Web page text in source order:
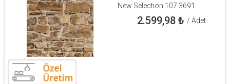
New Selection 107 3691
2.599,98₺ / Adet